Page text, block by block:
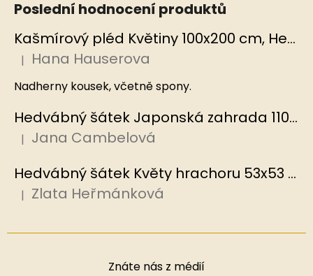
Poslední hodnocení produktů
Kašmírový pléd Květiny 100x200 cm, Hedvábný svět
Hodnocení produktu je 5 z 5 hvězdiček.
| Hana Hauserova
Nadherny kousek, včetně spony.
Hedvábný šátek Japonská zahrada 110x110 cm v dárkovém balení, HEDVÁBNÝ SVĚT
Hodnocení produktu je 5 z 5 hvězdiček.
| Jana Cambelová
Hedvábný šátek Květy hrachoru 53x53 cm v dárkovém balení, HEDVÁBNÝ SVĚT
Hodnocení produktu je 5 z 5 hvězdiček.
| Zlata Heřmánková
Znáte nás z médií